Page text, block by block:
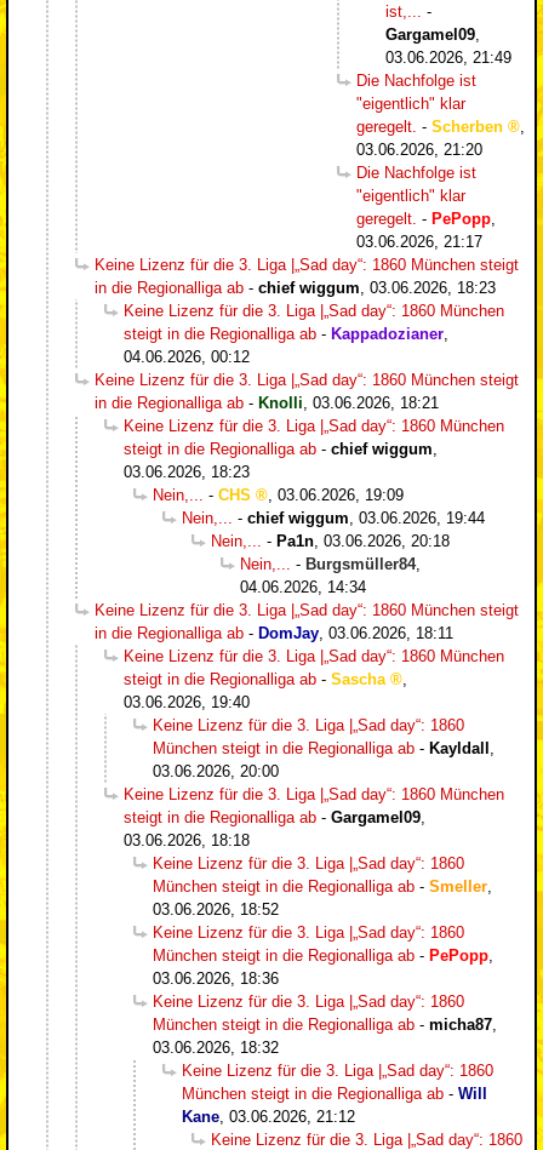
ist,...
-
Gargamel09
03.06.2026, 21:49
Die Nachfolge ist
"eigentlich" klar
geregelt. - Scherben
03.06.2026, 21:20
Die Nachfolge ist
"eigentlich" klar
geregelt. - PePopp
03.06.2026, 21:17
Keine Lizenz für die 3. Liga |„Sad day“: 1860 München steigt
in die Regionalliga ab - chief wiggum 03.06.2026, 18:23
Keine Lizenz für die 3. Liga |„Sad day“: 1860 München
steigt in die Regionalliga ab - Kappadozianer
04.06.2026, 00:12
Keine Lizenz für die 3. Liga |„Sad day“: 1860 München steigt
in die Regionalliga ab - Knolli 03.06.2026, 18:21
Keine Lizenz für die 3. Liga |„Sad day“: 1860 München
steigt in die Regionalliga ab - chief wiggum
03.06.2026, 18:23
Nein,...
- CHS
03.06.2026, 19:09
Nein,...
- chief wiggum 03.06.2026, 19:44
Nein,...
- Pa1n 03.06.2026, 20:18
Nein,...
- Burgsmüller84,
04.06.2026, 14:34
Keine Lizenz für die 3. Liga |„Sad day“: 1860 München steigt
in die Regionalliga ab - DomJay 03.06.2026, 18:11
Keine Lizenz für die 3. Liga |„Sad day“: 1860 München
steigt in die Regionalliga ab - Sascha
03.06.2026, 19:40
Keine Lizenz für die 3. Liga |„Sad day“: 1860
München steigt in die Regionalliga ab - Kayldall
03.06.2026, 20:00
Keine Lizenz für die 3. Liga |„Sad day“: 1860 München
steigt in die Regionalliga ab - Gargamel09
03.06.2026, 18:18
Keine Lizenz für die 3. Liga |„Sad day“: 1860
München steigt in die Regionalliga ab - Smeller
03.06.2026, 18:52
Keine Lizenz für die 3. Liga |„Sad day“: 1860
München steigt in die Regionalliga ab - PePopp
03.06.2026, 18:36
Keine Lizenz für die 3. Liga |„Sad day“: 1860
München steigt in die Regionalliga ab - micha87
03.06.2026, 18:32
Keine Lizenz für die 3. Liga |„Sad day“: 1860
München steigt in die Regionalliga ab - Will
Kane 03.06.2026, 21:12
Keine Lizenz für die 3. Liga |„Sad day“: 1860